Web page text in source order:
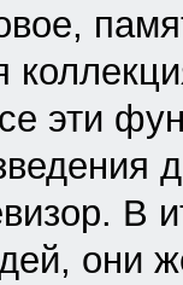
эти
В
они